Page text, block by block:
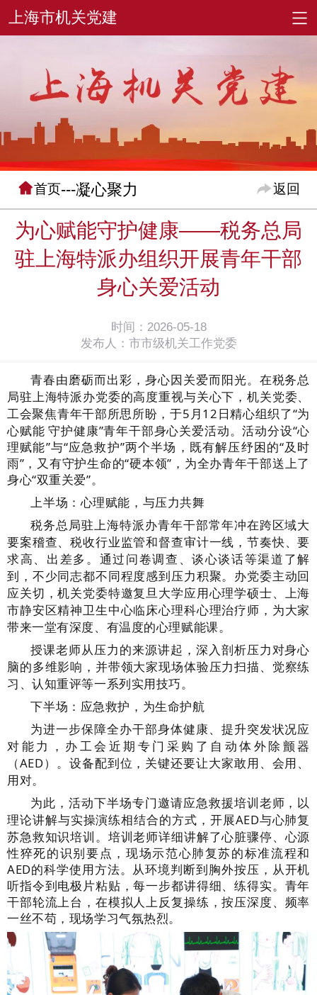
首页---凝心聚力 返回
为心赋能守护健康——税务总局
驻上海特派办组织开展青年干部
身心关爱活动
时间：2026-05-18
发布人：市市级机关工作党委
青春由磨砺而出彩，身心因关爱而阳光。在税务总
局驻上海特派办党委的高度重视与关心下，机关党委、
工会聚焦青年干部所思所盼，于5月12日精心组织了“为
心赋能 守护健康”青年干部身心关爱活动。活动分设“心
理赋能”与“应急救护”两个半场，既有解压纾困的“及时
雨”，又有守护生命的“硬本领”，为全办青年干部送上了
身心“双重关爱”。
上半场：心理赋能，与压力共舞
税务总局驻上海特派办青年干部常年冲在跨区域大
要案稽查、税收行业监管和督查审计一线，节奏快、要
求高、出差多。通过问卷调查、谈心谈话等渠道了解
到，不少同志都不同程度感到压力积聚。办党委主动回
应关切，机关党委特邀复旦大学应用心理学硕士、上海
市静安区精神卫生中心临床心理科心理治疗师，为大家
带来一堂有深度、有温度的心理赋能课。
授课老师从压力的来源讲起，深入剖析压力对身心
脑的多维影响，并带领大家现场体验压力扫描、觉察练
习、认知重评等一系列实用技巧。
下半场：应急救护，为生命护航
为进一步保障全办干部身体健康、提升突发状况应
对能力，办工会近期专门采购了自动体外除颤器
（AED） 。设备配到位，关键还要让大家敢用、会用、
用对。
为此，活动下半场专门邀请应急救援培训老师，以
理论讲解与实操演练相结合的方式，开展AED与心肺复
苏急救知识培训。培训老师详细讲解了心脏骤停、心源
性猝死的识别要点，现场示范心肺复苏的标准流程和
AED的科学使用方法。从环境判断到胸外按压，从开机
听指令到电极片粘贴，每一步都讲得细、练得实。青年
干部轮流上台，在模拟人上反复操练，按压深度、频率
一丝不苟，现场学习气氛热烈。